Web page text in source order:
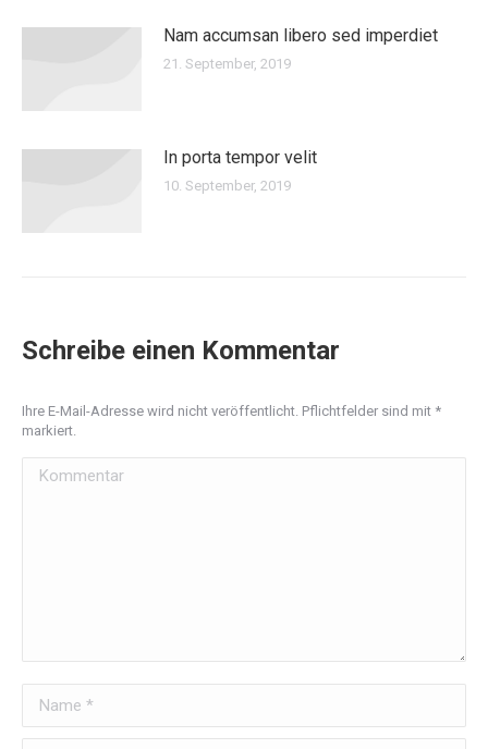
Nam accumsan libero sed imperdiet
21. September, 2019
In porta tempor velit
10. September, 2019
Schreibe einen Kommentar
Ihre E-Mail-Adresse wird nicht veröffentlicht. Pflichtfelder sind mit *
markiert.
Kommentar
Name *